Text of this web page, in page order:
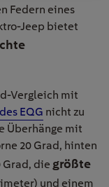
Federn eines
Jeep bietet
Vergleich mit
EQG nicht zu
Überhänge mit
20 Grad, hinten
Grad, die größte
und einem